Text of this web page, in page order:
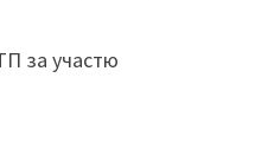
за участю